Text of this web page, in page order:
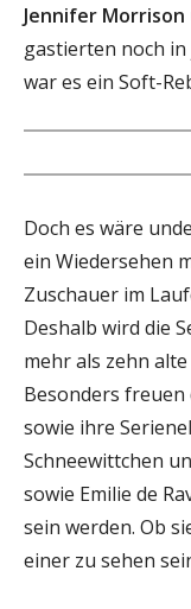
Jennifer Morrison
gastierten noch
war es ein Soft-
Doch es wäre
ein Wiedersehen
Zuschauer im
Deshalb wird die
mehr als zehn
Besonders
sowie ihre
Schneewittchen
sowie Emilie de
sein werden. Ob
einer zu sehen